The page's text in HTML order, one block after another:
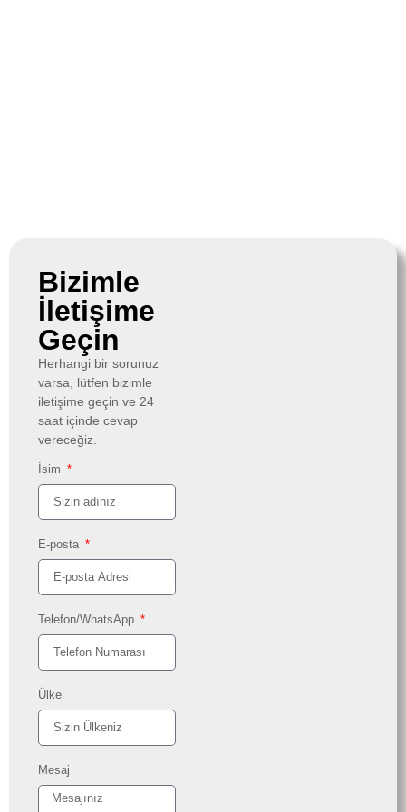
Bizimle
İletişime
Geçin
Herhangi bir sorunuz
varsa, lütfen bizimle
iletişime geçin ve 24
saat içinde cevap
vereceğiz.
İsim
E-posta
Telefon/WhatsApp
Ülke
Mesaj